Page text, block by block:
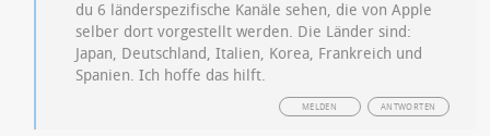
du 6 länderspezifische Kanäle sehen, die von Apple
selber dort vorgestellt werden. Die Länder sind:
Japan, Deutschland, Italien, Korea, Frankreich und
Spanien. Ich hoffe das hilft.
ANTWORTEN
MELDEN